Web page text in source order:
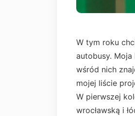
W tym roku
autobusy.
wśród nich
mojej liście
W pierwszej
wrocławską i